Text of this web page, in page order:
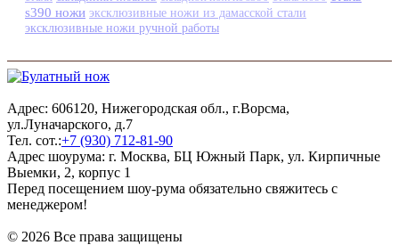
s390 ножи эксклюзивные ножи из дамасской стали
эксклюзивные ножи ручной работы
Адрес: 606120, Нижегородская обл., г.Ворсма,
ул.Луначарского, д.7
Тел. сот.:+7 (930) 712-81-90
Адрес шоурума: г. Москва, БЦ Южный Парк, ул. Кирпичные
Выемки, 2, корпус 1
Перед посещением шоу-рума обязательно свяжитесь с
менеджером!
© 2026 Все права защищены